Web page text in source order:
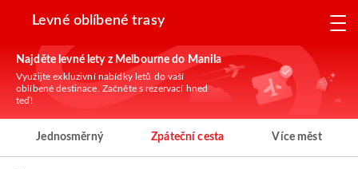
Levné oblíbené trasy
Najděte levné lety z Melbourne do Manila
Využijte exkluzivní nabídky letů do vaší
oblíbené destinace. Začněte s rezervací hned
teď!
Jednosměrný Zpáteční cesta Více měst